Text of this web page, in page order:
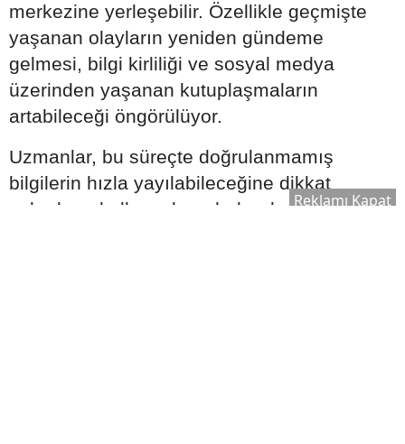
merkezine yerleşebilir. Özellikle geçmişte
yaşanan olayların yeniden gündeme
gelmesi, bilgi kirliliği ve sosyal medya
üzerinden yaşanan kutuplaşmaların
artabileceği öngörülüyor.
Uzmanlar, bu süreçte doğrulanmamış
bilgilerin hızla yayılabileceğine dikkat
çekerken, kullanıcıların haber kaynaklarını
Reklamı Kapat